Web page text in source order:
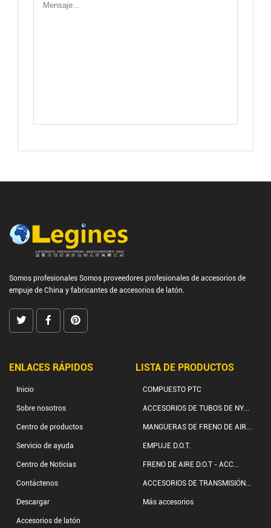
Somos profesionales Somos proveedores profesionales de accesorios de
empuje de China y fabricantes de accesorios de latón.
ENLACES RÁPIDOS
Inicio
Sobre nosotros
Centro de productos
Servicio de ayuda
Centro de Noticias
Contáctenos
Descargar
Accesorios de latón
LISTA DE PRODUCTOS
COMPUESTO PTC
ACCESORIOS DE TUBOS DE NY...
MANGUERAS DE FRENO DE AIR...
EMPUJE D.O.T.
FRENO DE AIRE D.O.T - ACC...
ACCESORIOS DE TRANSMISIÓN...
Más accesorios